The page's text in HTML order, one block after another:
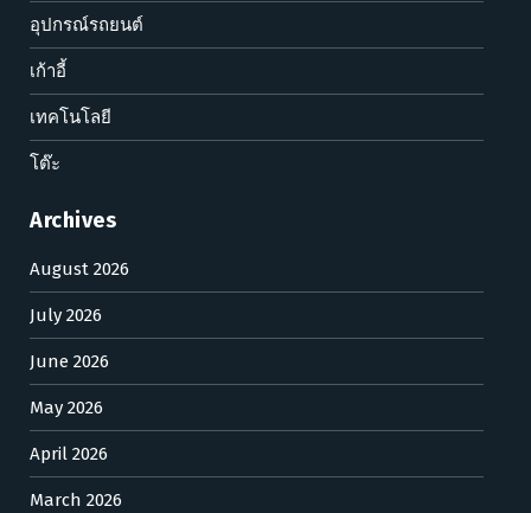
อุปกรณ์รถยนต์
เก้าอี้
เทคโนโลยี
โต๊ะ
Archives
August 2026
July 2026
June 2026
May 2026
April 2026
March 2026